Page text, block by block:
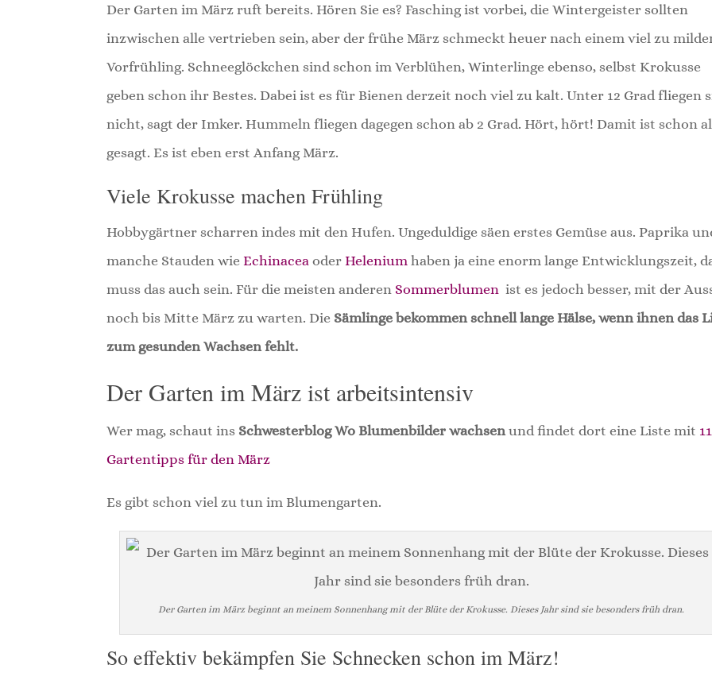
Der Garten im März ruft bereits. Hören Sie es? Fasching ist vorbei, die Wintergeister sollten
inzwischen alle vertrieben sein, aber der frühe März schmeckt heuer nach einem viel zu
Vorfrühling. Schneeglöckchen sind schon im Verblühen, Winterlinge ebenso, selbst Krokusse
geben schon ihr Bestes. Dabei ist es für Bienen derzeit noch viel zu kalt. Unter 12 Grad fliegen
nicht, sagt der Imker. Hummeln fliegen dagegen schon ab 2 Grad. Hört, hört! Damit ist schon
gesagt. Es ist eben erst Anfang März.
Viele Krokusse machen Frühling
Hobbygärtner scharren indes mit den Hufen. Ungeduldige säen erstes Gemüse aus. Paprika
manche Stauden wieEchinaceaoderHeleniumhaben ja eine enorm lange Entwicklungszeit,
muss das auch sein. Für die meisten anderen Sommerblumen ist es jedoch besser, mit der
noch bis Mitte März zu warten. Die Sämlinge bekommen schnell lange Hälse, wenn ihnen das
zum gesunden Wachsen fehlt.
Der Garten im März ist arbeitsintensiv
Wer mag, schaut ins Schwesterblog Wo Blumenbilder wachsen und findet dort eine Liste mit 11
Gartentipps für den März
Es gibt schon viel zu tun im Blumengarten.
Der Garten im März beginnt an meinem Sonnenhang mit der Blüte der Krokusse. Dieses Jahr sind sie besonders früh dran.
So effektiv bekämpfen Sie Schnecken schon im März!